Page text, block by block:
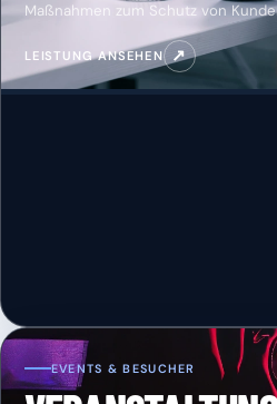
Maßnahmen zum Schutz von
LEISTUNG ANSEHEN ↗
EVENTS & BESUCHER